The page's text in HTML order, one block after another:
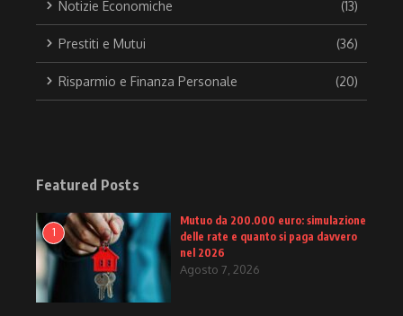
Notizie Economiche (13)
Prestiti e Mutui (36)
Risparmio e Finanza Personale (20)
Featured Posts
1
Mutuo da 200.000 euro: simulazione
delle rate e quanto si paga davvero
nel 2026
Agosto 7, 2026